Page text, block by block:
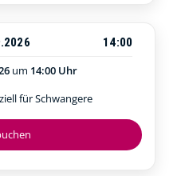
14:00
um 14:00 Uhr
für Schwangere